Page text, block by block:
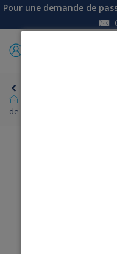
Pour une demande de
de 2 tee-shirts